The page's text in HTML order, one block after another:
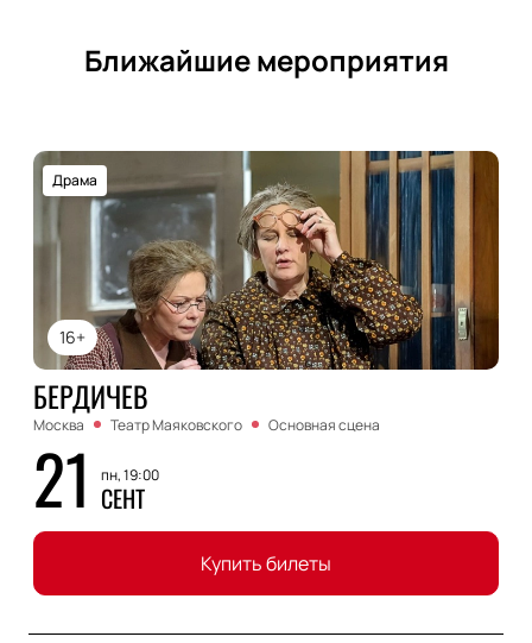
Ближайшие мероприятия
16+
Драма
БЕРДИЧЕВ
Москва Театр Маяковского Основная сцена
21 пн, 19:00
СЕНТ
Купить билеты